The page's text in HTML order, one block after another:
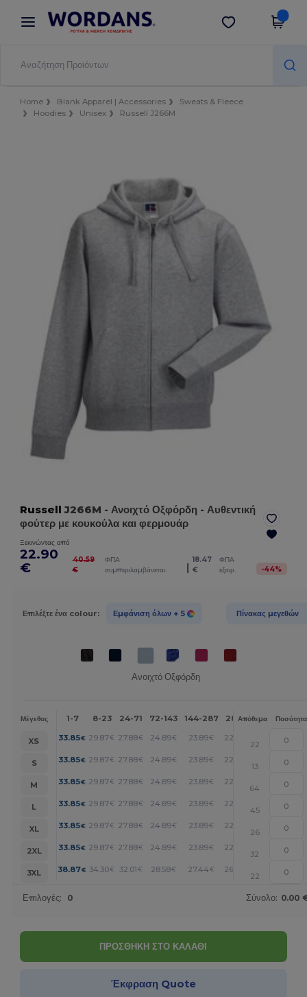
× Εφαρμογή Wordans
Καλύτερες τιμές στην εφαρμογή!
Λήψη app
Home Blank Apparel | Accessories
Sweats & Fleece
Hoodies
Unisex Russell J266M
Russell J266M - Ανοιχτό Οξφόρδη - Αυθεντική
φούτερ με κουκούλα και φερμουάρ
Ξεκινώντας από
22.90
€
40.59
€
ΦΠΑ
συμπεριλαμβάνεται.
18.47
€
ΦΠΑ
εξαιρ.
-44%
Επιλέξτε ένα colour: Εμφάνιση όλων + 5 Πίνακας μεγεθών
Ανοιχτό Οξφόρδη
Μέγεθος 1-7 8-23 24-71 72-143 144-287 288 + Περισσότερα
Απόθεμα Ποσότητα
XS 33.85€ 29.87€ 27.88€ 24.89€ 23.89€ 22.90
22
S
33.85€ 29.87€ 27.88€ 24.89€ 23.89€ 22.90
13
M
33.85€ 29.87€ 27.88€ 24.89€ 23.89€ 22.90
64
L
33.85€ 29.87€ 27.88€ 24.89€ 23.89€ 22.90
45
XL
33.85€ 29.87€ 27.88€ 24.89€ 23.89€ 22.90
26
2XL
33.85€ 29.87€ 27.88€ 24.89€ 23.89€ 22.90
32
3XL
38.87€ 34.30€ 32.01€ 28.58€ 27.44 € 26.30
22
Επιλογές: 0 Σύνολο: 0.00
ΠΡΟΣΘΗΚΗ ΣΤΟ ΚΑΛΑΘΙ
Έκφραση Quote